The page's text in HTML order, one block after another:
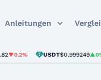
Anleitungen
USDT$0.999249▲0%